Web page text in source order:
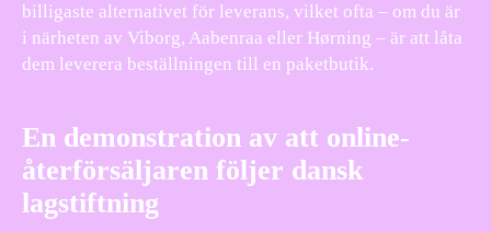
billigaste alternativet för leverans, vilket ofta – om du är
i närheten av Viborg, Aabenraa eller Hørning – är att låta
dem leverera beställningen till en paketbutik.
En demonstration av att online-
återförsäljaren följer dansk
lagstiftning